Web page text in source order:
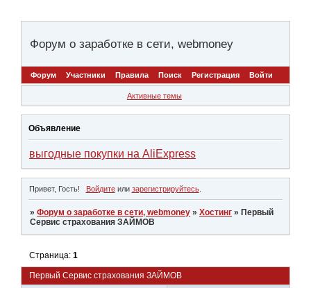
Форум о заработке в сети, webmoney
Форум Участники Правила Поиск Регистрация Войти
Активные темы
Объявление
выгодные покупки на AliExpress
Привет, Гость! Войдитеили зарегистрируйтесь.
»Форум о заработке в сети, webmoney »Хостинг » Первый
Сервис страхования ЗАЙМОВ
Первый Сервис страхования ЗАЙМОВ
Страница:1